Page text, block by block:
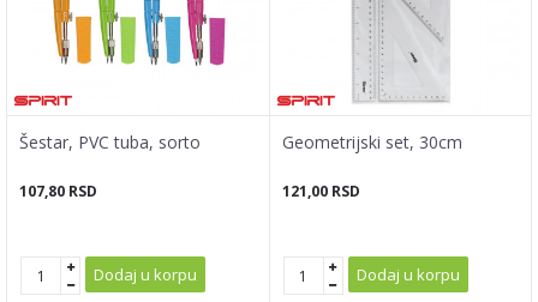
Šestar, PVC tuba, sorto
107,80 RSD
Dodaj u korpu
Geometrijski set, 30cm
121,00 RSD
Dodaj u korpu